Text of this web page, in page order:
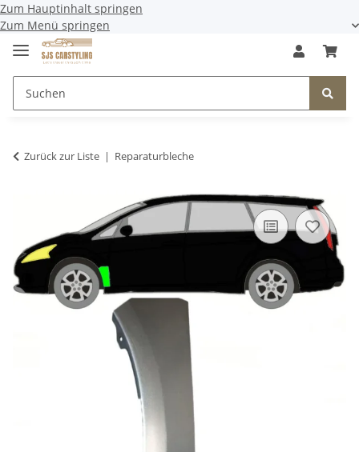
Zum Hauptinhalt springen
Zum Menü springen
Zurück zur Liste Reparaturbleche